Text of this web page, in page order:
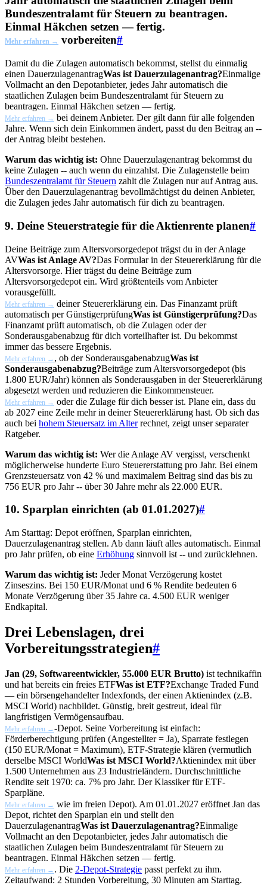
Bundeszentralamt für Steuern zu beantragen.
Einmal Häkchen setzen — fertig.
Mehr erfahren → vorbereiten#
Damit du die Zulagen automatisch bekommst, stellst du einmalig
einen DauerzulagenantragWas ist Dauerzulagenantrag?Einmalige
Vollmacht an den Depotanbieter, jedes Jahr automatisch die
staatlichen Zulagen beim Bundeszentralamt für Steuern zu
beantragen. Einmal Häkchen setzen — fertig.
Mehr erfahren → bei deinem Anbieter. Der gilt dann für alle folgenden
Jahre. Wenn sich dein Einkommen ändert, passt du den Beitrag an --
der Antrag bleibt bestehen.
Warum das wichtig ist: Ohne Dauerzulagenantrag bekommst du
keine Zulagen -- auch wenn du einzahlst. Die Zulagenstelle beim
Bundeszentralamt für Steuern zahlt die Zulagen nur auf Antrag aus.
Über den Dauerzulagenantrag bevollmächtigst du deinen Anbieter,
die Zulagen jedes Jahr automatisch für dich zu beantragen.
9. Deine Steuerstrategie für die Aktienrente planen#
Deine Beiträge zum Altersvorsorgedepot trägst du in derAnlage
AVWas ist Anlage AV?Das Formular in der Steuererklärung für die
Altersvorsorge. Hier trägst du deine Beiträge zum
Altersvorsorgedepot ein. Wird größtenteils vom Anbieter
vorausgefüllt.
Mehr erfahren → deiner Steuererklärung ein. Das Finanzamt prüft
automatisch perGünstigerprüfungWas ist Günstigerprüfung?Das
Finanzamt prüft automatisch, ob die Zulagen oder der
Sonderausgabenabzug für dich vorteilhafter ist. Du bekommst
immer das bessere Ergebnis.
Mehr erfahren → , ob der SonderausgabenabzugWas ist
Sonderausgabenabzug?Beiträge zum Altersvorsorgedepot (bis
1.800 EUR/Jahr) können als Sonderausgaben in der Steuererklärung
abgesetzt werden und reduzieren die Einkommensteuer.
Mehr erfahren → oder die Zulage für dich besser ist. Plane ein, dass du
ab 2027 eine Zeile mehr in deiner Steuererklärung hast. Ob sich das
auch bei hohem Steuersatz im Alterrechnet, zeigt unser separater
Ratgeber.
Warum das wichtig ist: Wer die Anlage AV vergisst, verschenkt
möglicherweise hunderte Euro Steuererstattung pro Jahr. Bei einem
Grenzsteuersatz von 42 % und maximalem Beitrag sind das bis zu
756 EUR pro Jahr -- über 30 Jahre mehr als 22.000 EUR.
10. Sparplan einrichten (ab 01.01.2027)#
Am Starttag: Depot eröffnen, Sparplan einrichten,
Dauerzulagenantrag stellen. Ab dann läuft alles automatisch. Einmal
pro Jahr prüfen, ob eine Erhöhung sinnvoll ist -- und zurücklehnen.
Warum das wichtig ist: Jeder Monat Verzögerung kostet
Zinseszins. Bei 150 EUR/Monat und 6 % Rendite bedeuten 6
Monate Verzögerung über 35 Jahre ca. 4.500 EUR weniger
Endkapital.
Drei Lebenslagen, drei
Vorbereitungsstrategien#
Jan (29, Softwareentwickler, 55.000 EUR Brutto) ist technikaffin
und hat bereits ein freies ETFWas ist ETF?Exchange Traded Fund
— ein börsengehandelter Indexfonds, der einen Aktienindex (z.B.
MSCI World) nachbildet. Günstig, breit gestreut, ideal für
langfristigen Vermögensaufbau.
Mehr erfahren →-Depot. Seine Vorbereitung ist einfach:
Förderberechtigung prüfen (Angestellter = Ja), Sparrate festlegen
(150 EUR/Monat = Maximum), ETF-Strategie klären (vermutlich
derselbe MSCI WorldWas ist MSCI World?Aktienindex mit über
1.500 Unternehmen aus 23 Industrieländern. Durchschnittliche
Rendite seit 1970: ca. 7% pro Jahr. Der Klassiker für ETF-
Sparpläne.
Mehr erfahren → wie im freien Depot). Am 01.01.2027 eröffnet Jan das
Depot, richtet den Sparplan ein und stellt den
DauerzulagenantragWas ist Dauerzulagenantrag?Einmalige
Vollmacht an den Depotanbieter, jedes Jahr automatisch die
staatlichen Zulagen beim Bundeszentralamt für Steuern zu
beantragen. Einmal Häkchen setzen — fertig.
Mehr erfahren → . Die 2-Depot-Strategie passt perfekt zu ihm.
Zeitaufwand: 2 Stunden Vorbereitung, 30 Minuten am Starttag.